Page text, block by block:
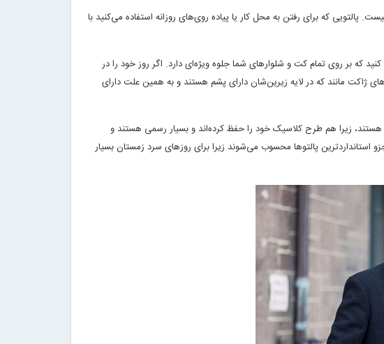
پالتویی که برای رفتن به محل کار یا پیاده‌ روی‌های روزانه استفاده می‌کنید با
که بر روی تمام کت و شلوارهای شما جلوه ویژه‌ای دارد. اگر روز خود را در
ژاکت مانند که در لایه زیرین‌شان دارای پشم هستند و به همین علت دارای
زیرا هم طرح کلاسیک خود را حفظ کرده‌اند و بسیار رسمی هستند و
پالتو‌ها محسوب می‌شوند زیرا برای روزهای سرد زمستان بسیار